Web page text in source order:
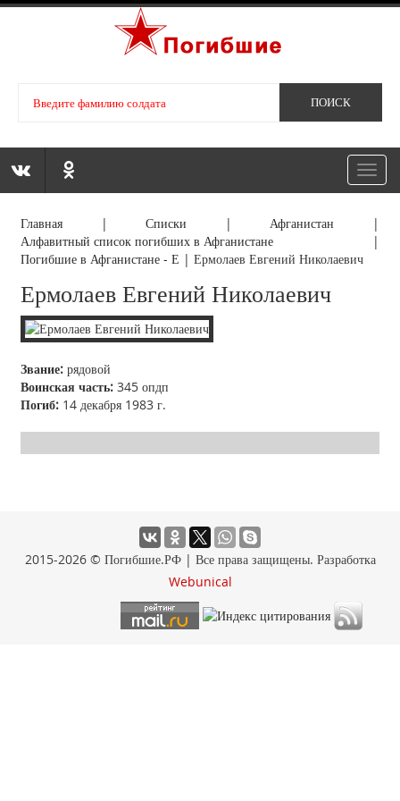
Главная |Списки | Афганистан |
Алфавитный список погибших в Афганистане |
Погибшие в Афганистане - Е |Ермолаев Евгений Николаевич
Ермолаев Евгений Николаевич
Звание: рядовой
Воинская часть: 345 опдп
Погиб: 14 декабря 1983 г.
2015-2026 © Погибшие.РФ | Все права защищены. Разработка
Webunical